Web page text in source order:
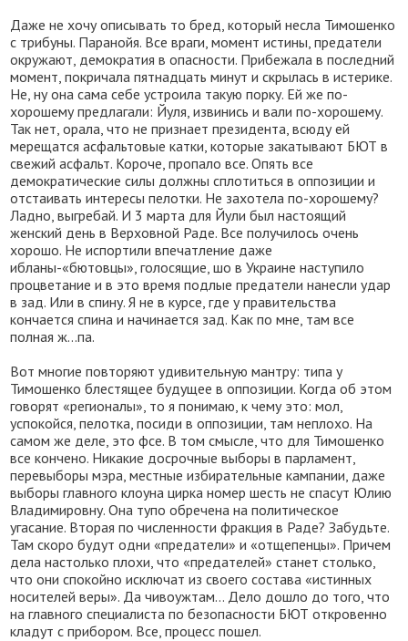
Даже не хочу описывать то бред, который несла Тимошенко
с трибуны. Паранойя. Все враги, момент истины, предатели
окружают, демократия в опасности. Прибежала в последний
момент, покричала пятнадцать минут и скрылась в истерике.
Не, ну она сама себе устроила такую порку. Ей же по-
хорошему предлагали: Йуля, извинись и вали по-хорошему.
Так нет, орала, что не признает президента, всюду ей
мерещатся асфальтовые катки, которые закатывают БЮТ в
свежий асфальт. Короче, пропало все. Опять все
демократические силы должны сплотиться в оппозиции и
отстаивать интересы пелотки. Не захотела по-хорошему?
Ладно, выгребай. И 3 марта для Йули был настоящий
женский день в Верховной Раде. Все получилось очень
хорошо. Не испортили впечатление даже
ибланы-«бютовцы», голосящие, шо в Украине наступило
процветание и в это время подлые предатели нанесли удар
в зад. Или в спину. Я не в курсе, где у правительства
кончается спина и начинается зад. Как по мне, там все
полная ж…па.
Вот многие повторяют удивительную мантру: типа у
Тимошенко блестящее будущее в оппозиции. Когда об этом
говорят «регионалы», то я понимаю, к чему это: мол,
успокойся, пелотка, посиди в оппозиции, там неплохо. На
самом же деле, это фсе. В том смысле, что для Тимошенко
все кончено. Никакие досрочные выборы в парламент,
перевыборы мэра, местные избирательные кампании, даже
выборы главного клоуна цирка номер шесть не спасут Юлию
Владимировну. Она тупо обречена на политическое
угасание. Вторая по численности фракция в Раде? Забудьте.
Там скоро будут одни «предатели» и «отщепенцы». Причем
дела настолько плохи, что «предателей» станет столько,
что они спокойно исключат из своего состава «истинных
носителей веры». Да чивоужтам… Дело дошло до того, что
на главного специалиста по безопасности БЮТ откровенно
кладут с прибором. Все, процесс пошел.